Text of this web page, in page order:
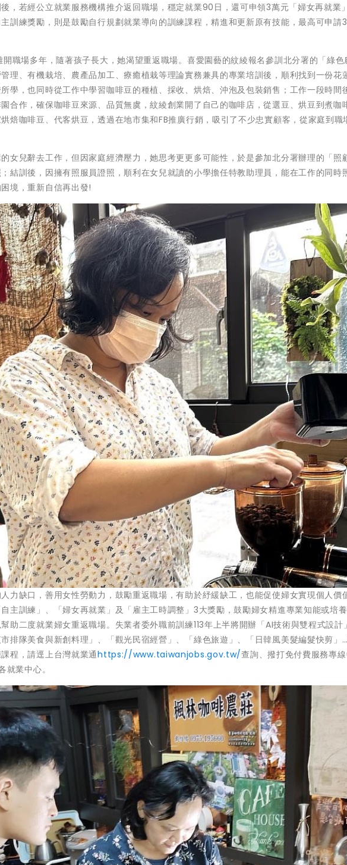
，若經公立就業服務機構推介返回職場，穩定就業90日，還可申領3萬元「婦女再就業
訓練獎勵，則是鼓勵自行規劃就業導向的訓練課程，精進和更新原有技能，最高可申請
職場多年，隨著孩子長大，她渴望重返職場。喜愛園藝的紋綾報名參訓北分署的「綠色
理、有機栽培、農產品加工、療癒植栽等理論實務兼具的專業培訓後，順利找到一份花
學，也同時從工作中學習咖啡豆的種植、採收、烘焙、沖泡及包裝銷售；工作一段時間
合作，確保咖啡豆來源、品質無虞，紋綾創業開了自己的咖啡店，從選豆、烘豆到煮咖
焙咖啡豆、代客烘豆，透過在地市集和FB推廣行銷，吸引了不少忠實顧客，從家庭到職
女兒辭去工作，但因家庭經濟壓力，她思考更更多可能性，於是參加北分署辦理的「照
結訓後，因擁有照服員證照，順利在女兒就讀的小學擔任特教助理員，能在工作的同時
境，重新自信再出發!
力缺口，善用女性勞動力，鼓勵重返職場，有助於紓緩缺工，也能促使婦女實現個人價
自主訓練」、「婦女再就業」及「雇主工時調整」3大獎勵，鼓勵婦女精進專業知能或培
助二度就業婦女重返職場。失業者委外職前訓練113年上半將開辦「AI技術與雙程式設計
排隊美食與新創料理」、「觀光民宿經營」、「綠色旅遊」、「日韓風美髮編髮快剪」
程，請逕上台灣就業通https://www.taiwanjobs.gov.tw/查詢、撥打免付費服務專
業中心。